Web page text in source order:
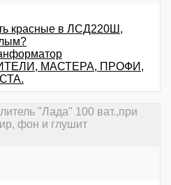
красные в ЛСД220Ш,
МАСТЕРА, ПРОФИ,
"Лада" 100 ват.,при
фон и глушит